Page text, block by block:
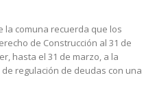
la comuna recuerda que los
de Construcción al 31 de
hasta el 31 de marzo, a la
regulación de deudas con una